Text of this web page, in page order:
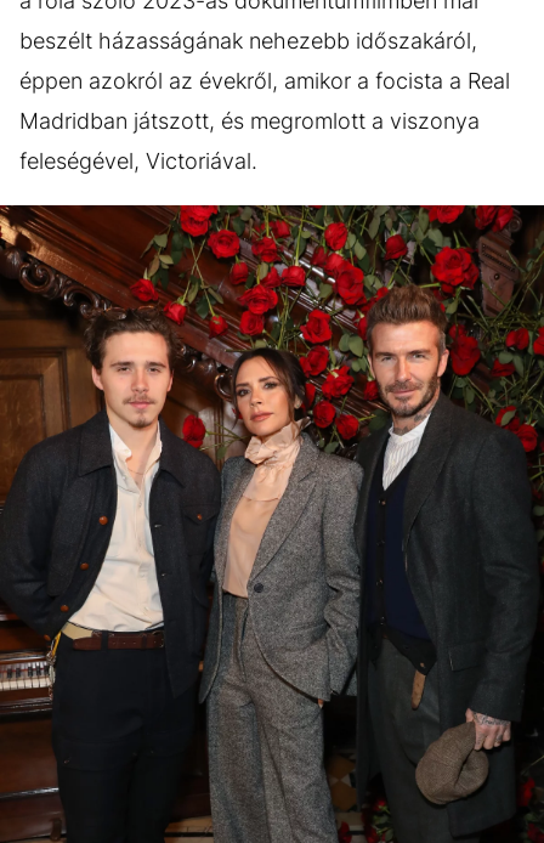
beszélt házasságának nehezebb időszakáról,
éppen azokról az évekről, amikor a focista a Real
Madridban játszott, és megromlott a viszonya
feleségével, Victoriával.